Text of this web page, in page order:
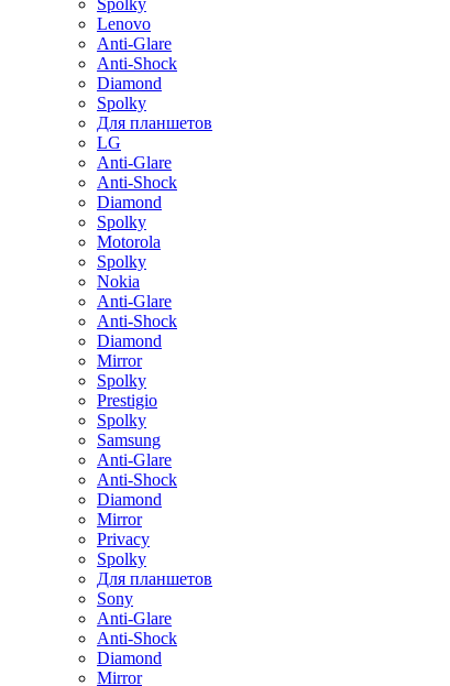
Spolky
Lenovo
Anti-Glare
Anti-Shock
Diamond
Spolky
Для планшетов
LG
Anti-Glare
Anti-Shock
Diamond
Spolky
Motorola
Spolky
Nokia
Anti-Glare
Anti-Shock
Diamond
Mirror
Spolky
Prestigio
Spolky
Samsung
Anti-Glare
Anti-Shock
Diamond
Mirror
Privacy
Spolky
Для планшетов
Sony
Anti-Glare
Anti-Shock
Diamond
Mirror